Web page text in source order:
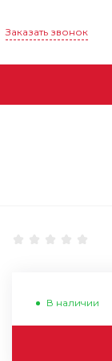
Заказать звонок
В наличии